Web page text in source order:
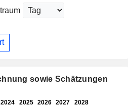
sowie Schätzungen